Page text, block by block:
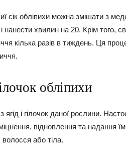
сік обліпихи можна змішати з
нанести хвилин на 20. Крім того,
кілька разів в тиждень. Ця
обліпихи
ягід і гілочок даної рослини.
відновлення та надання
або тіла.